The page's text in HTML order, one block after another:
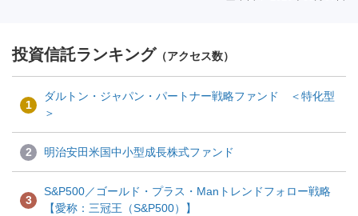
投資信託ランキング （アクセス数）
1
ダルトン・ジャパン・パートナー戦略ファンド ＜特化型
＞
2 明治安田米国中小型成長株式ファンド
3
S&P500／ゴールド・プラス・Manトレンドフォロー戦略
【愛称：三冠王（S&P500）】